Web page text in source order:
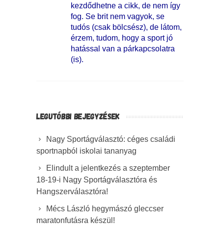
kezdődhetne a cikk, de nem így
fog. Se brit nem vagyok, se
tudós (csak bölcsész), de látom,
érzem, tudom, hogy a sport jó
hatással van a párkapcsolatra
(is).
LEGUTÓBBI BEJEGYZÉSEK
Nagy Sportágválasztó: céges családi
sportnapból iskolai tananyag
Elindult a jelentkezés a szeptember
18-19-i Nagy Sportágválasztóra és
Hangszerválasztóra!
Mécs László hegymászó gleccser
maratonfutásra készül!